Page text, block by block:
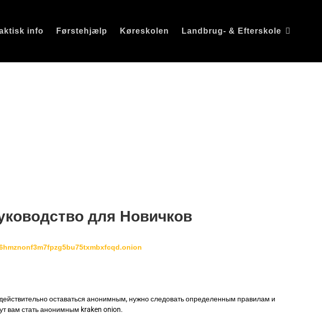
info Førstehjælp Køreskolen Landbrug- & Efterskole
для Новичков
оставаться анонимным, нужно следовать определенным правилам и
вам стать анонимным kraken onion.